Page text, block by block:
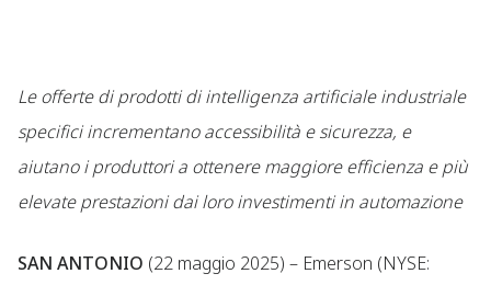
Le offerte di prodotti di intelligenza artificiale industriale
specifici incrementano accessibilità e sicurezza, e
aiutano i produttori a ottenere maggiore efficienza e più
elevate prestazioni dai loro investimenti in automazione
SAN ANTONIO (22 maggio 2025) – Emerson (NYSE: